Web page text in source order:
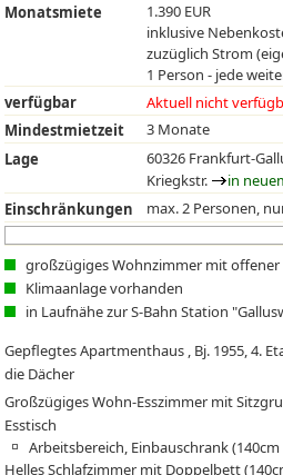
Monatsmiete
1.390 EUR
inklusive
zuzüglich Strom
1 Person - jede
verfügbar
Aktuell nicht
Mindestmietzeit
3 Monate
Lage
60326 Frankfurt-
Kriegkstr.
in
Einschränkungen
max. 2 Personen,
großzügiges Wohnzimmer mit offener
Klimaanlage vorhanden
in Laufnähe zur S-Bahn Station
Gepflegtes Apartmenthaus , Bj. 1955, 4.
die Dächer
Großzügiges Wohn-Esszimmer mit
Esstisch
Arbeitsbereich, Einbauschrank
Helles Schlafzimmer mit Doppelbett